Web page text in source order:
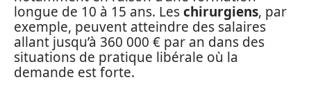
longue de 10 à 15 ans. Leschirurgiens, par
exemple, peuvent atteindre des salaires
allant jusqu’à 360 000 € par an dans des
situations de pratique libérale où la
demande est forte.